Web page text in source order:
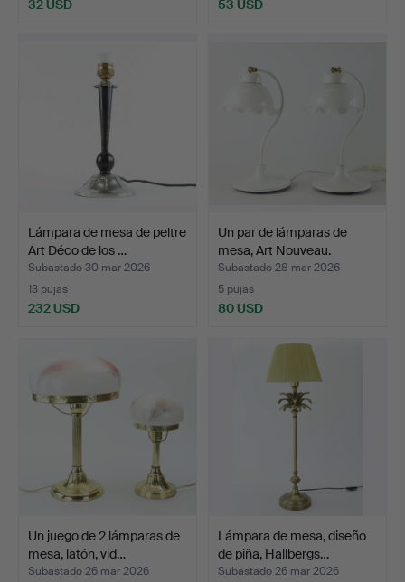
32 USD 53 USD
Lámpara de mesa de peltre
Art Déco de los …
Subastado 30 mar 2026
13 pujas
232 USD
Un par de lámparas de
mesa, Art Nouveau.
Subastado 28 mar 2026
5 pujas
80 USD
Un juego de 2 lámparas de
mesa, latón, vid…
Subastado 26 mar 2026
Lámpara de mesa, diseño
de piña, Hallbergs…
Subastado 26 mar 2026